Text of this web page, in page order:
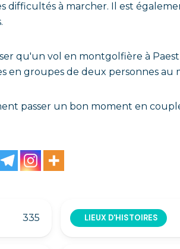
difficultés à marcher. Il est
qu'un vol en montgolfière à
en groupes de deux personnes
passer un bon moment en
335 LIEUX D'HISTOIRES